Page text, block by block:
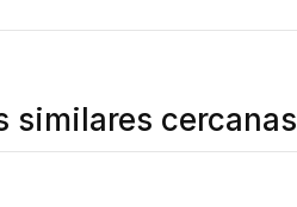
similares cercanas